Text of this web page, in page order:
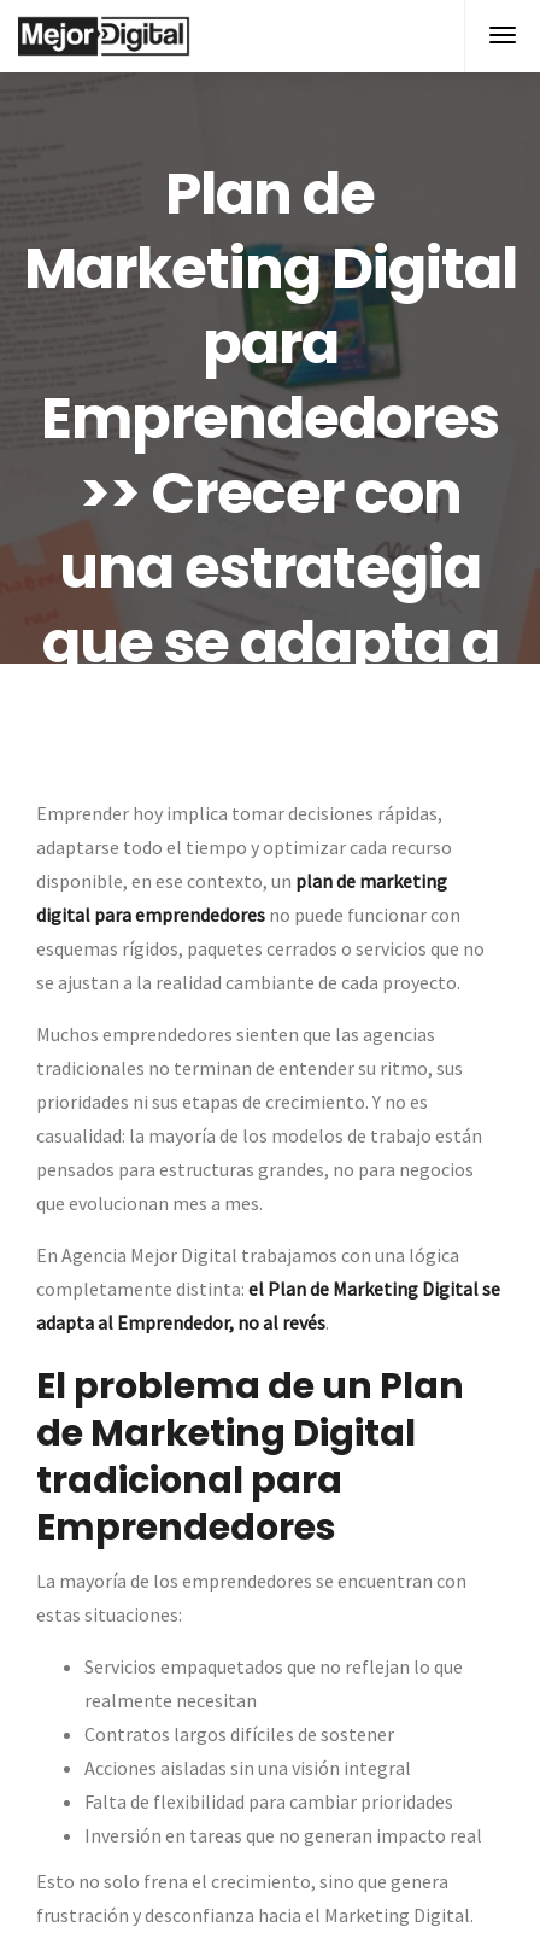
Plan de
Marketing Digital
para
Emprendedores
>> Crecer con
una estrategia
que se adapta a
Emprender hoy implica tomar decisiones rápidas,
adaptarse todo el tiempo y optimizar cada recurso
disponible, en ese contexto, un plan de marketing
digital para emprendedores no puede funcionar con
esquemas rígidos, paquetes cerrados o servicios que no
se ajustan a la realidad cambiante de cada proyecto.
Muchos emprendedores sienten que las agencias
tradicionales no terminan de entender su ritmo, sus
prioridades ni sus etapas de crecimiento. Y no es
casualidad: la mayoría de los modelos de trabajo están
pensados para estructuras grandes, no para negocios
que evolucionan mes a mes.
En Agencia Mejor Digital trabajamos con una lógica
completamente distinta: el Plan de Marketing Digital se
adapta al Emprendedor, no al revés.
El problema de un Plan
de Marketing Digital
tradicional para
Emprendedores
La mayoría de los emprendedores se encuentran con
estas situaciones:
Servicios empaquetados que no reflejan lo que
realmente necesitan
Contratos largos difíciles de sostener
Acciones aisladas sin una visión integral
Falta de flexibilidad para cambiar prioridades
Inversión en tareas que no generan impacto real
Esto no solo frena el crecimiento, sino que genera
frustración y desconfianza hacia el Marketing Digital.